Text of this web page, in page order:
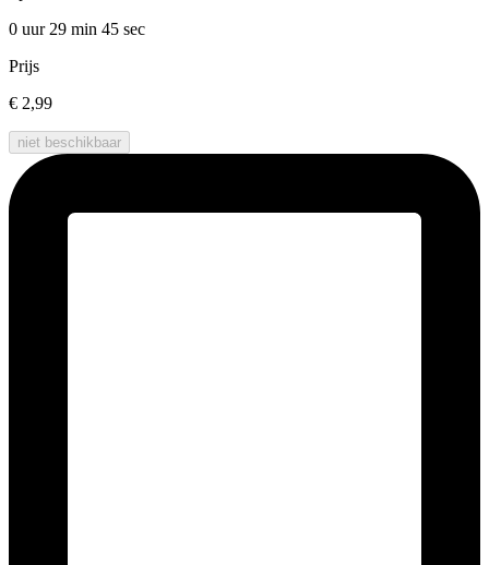
0 uur 29 min 45 sec
Prijs
€ 2,99
niet beschikbaar